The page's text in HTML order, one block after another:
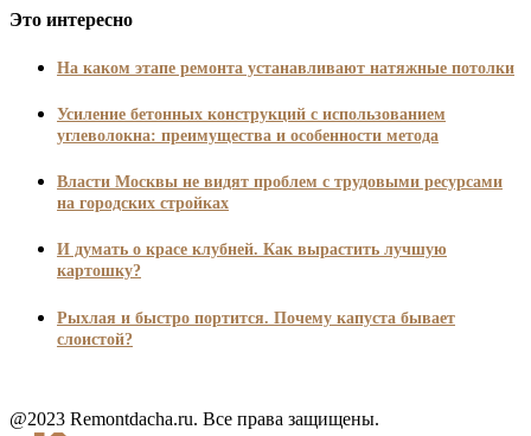
Это интересно
На каком этапе ремонта устанавливают натяжные потолки
Усиление бетонных конструкций с использованием
углеволокна: преимущества и особенности метода
Власти Москвы не видят проблем с трудовыми ресурсами
на городских стройках
И думать о красе клубней. Как вырастить лучшую
картошку?
Рыхлая и быстро портится. Почему капуста бывает
слоистой?
@2023 Remontdacha.ru. Все права защищены.